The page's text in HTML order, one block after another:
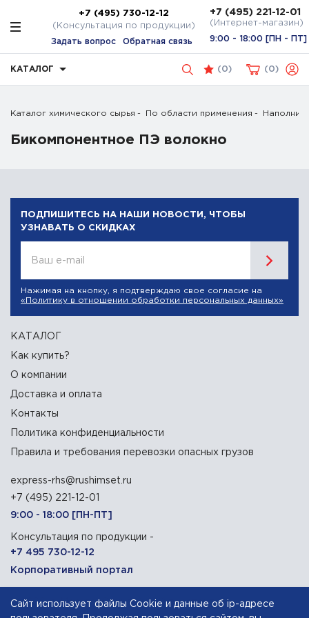
+7 (495) 730-12-12
(Консультация по продукции)
Задать вопрос Обратная связь
+7 (495) 221-12-01
(Интернет-магазин)
9:00 - 18:00 [ПН - ПТ]
КАТАЛОГ (0) 0
Каталог химического сырья По области применения
Бикомпонентное ПЭ волокно
ПОДПИШИТЕСЬ НА НАШИ НОВОСТИ, ЧТОБЫ
УЗНАВАТЬ О СКИДКАХ
Ваш e-mail
Нажимая на кнопку, я подтверждаю свое согласие на
«Политику в отношении обработки персональных данных»
КАТАЛОГ
Как купить?
О компании
Доставка и оплата
Контакты
Политика конфиденциальности
Правила и требования перевозки опасных грузов
express-rhs@rushimset.ru
+7 (495) 221-12-01
9:00 - 18:00 [ПН-ПТ]
Консультация по продукции -
+7 495 730-12-12
Корпоративный портал
129090, г. Москва, Олимпийский проспект, 14
Сайт использует файлы Cookie и данные об ip-адресе